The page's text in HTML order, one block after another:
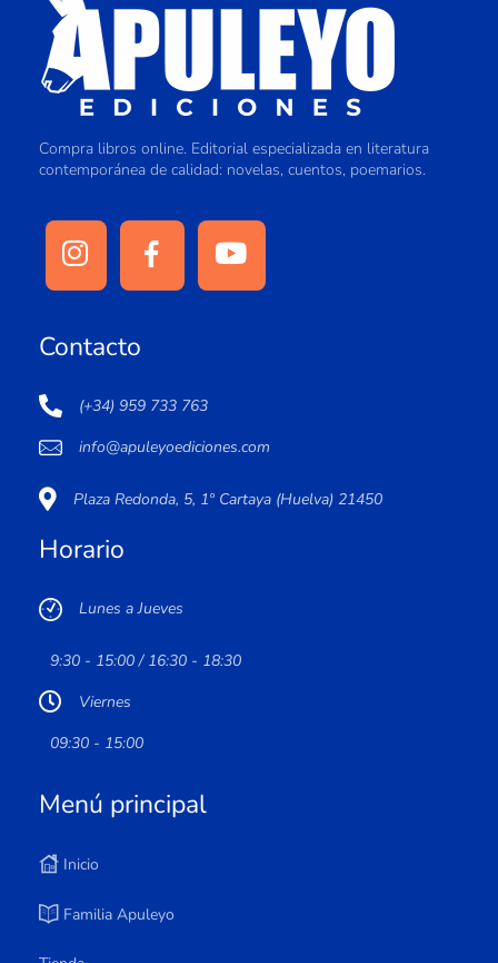
Compra libros online. Editorial especializada en literatura
contemporánea de calidad: novelas, cuentos, poemarios.
Contacto
(+34) 959 733 763
info@apuleyoediciones.com
Plaza Redonda, 5, 1º Cartaya (Huelva) 21450
Horario
Lunes a Jueves
9:30 - 15:00 / 16:30 - 18:30
Viernes
09:30 - 15:00
Menú principal
Inicio
Familia Apuleyo